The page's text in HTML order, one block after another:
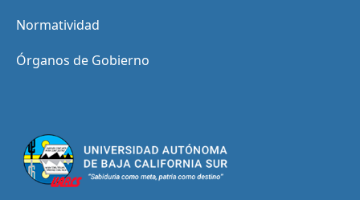
Normatividad
Órganos de Gobierno